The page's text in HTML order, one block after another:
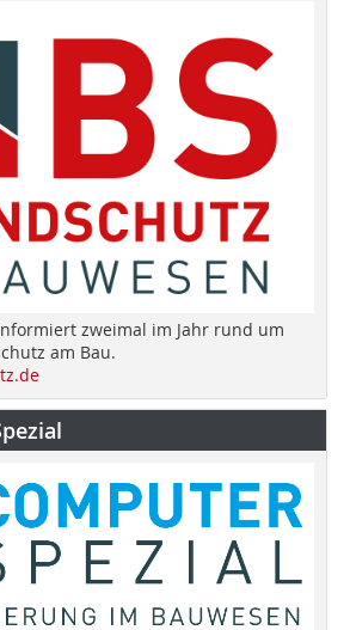
zweimal im Jahr rund um
am Bau.